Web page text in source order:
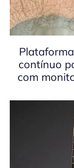
contínuo
com